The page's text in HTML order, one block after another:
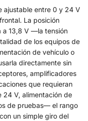
ajustable entre 0 y 24 V
La posición
a 13,8 V —la tensión
de los equipos de
de vehículo o
directamente sin
amplificadores
que requieran
V, alimentación de
de pruebas— el rango
un simple giro del